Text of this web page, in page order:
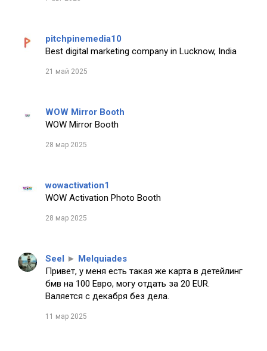
pitchpinemedia10
Best digital marketing company in Lucknow, India
21 май 2025
WOW Mirror Booth
WOW Mirror Booth
28 мар 2025
wowactivation1
WOW Activation Photo Booth
28 мар 2025
Seel ► Melquiades
Привет, у меня есть такая же карта в детейлинг
бмв на 100 Евро, могу отдать за 20 EUR.
Валяется с декабря без дела.
11 мар 2025